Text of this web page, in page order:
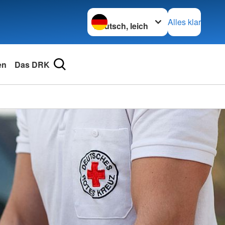
Sprache wechseln zu
Alles klar
Das DRK